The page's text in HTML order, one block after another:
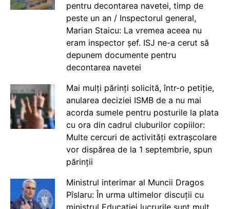
pentru decontarea navetei, timp de
peste un an / Inspectorul general,
Marian Staicu: La vremea aceea nu
eram inspector șef. ISJ ne-a cerut să
depunem documente pentru
decontarea navetei
Mai mulți părinți solicită, într-o petiție,
anularea deciziei ISMB de a nu mai
acorda sumele pentru posturile la plata
cu ora din cadrul cluburilor copiilor:
Multe cercuri de activități extrașcolare
vor dispărea de la 1 septembrie, spun
părinții
Ministrul interimar al Muncii Dragos
Pîslaru: În urma ultimelor discuții cu
ministrul Educației lucrurile sunt mult